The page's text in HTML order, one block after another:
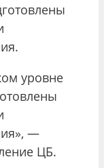
уровне
—
ЦБ.